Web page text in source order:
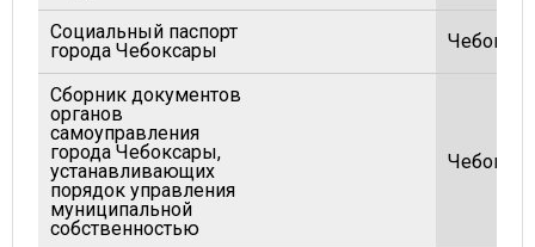
Социальный паспорт
города Чебоксары
Сборник документов
органов
самоуправления
города Чебоксары,
устанавливающих
порядок управления
муниципальной
собственностью